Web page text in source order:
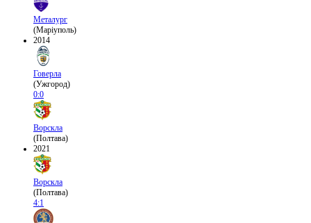
Металург
(Маріуполь)
2014
Говерла
(Ужгород)
0:0
Ворскла
(Полтава)
2021
Ворскла
(Полтава)
4:1